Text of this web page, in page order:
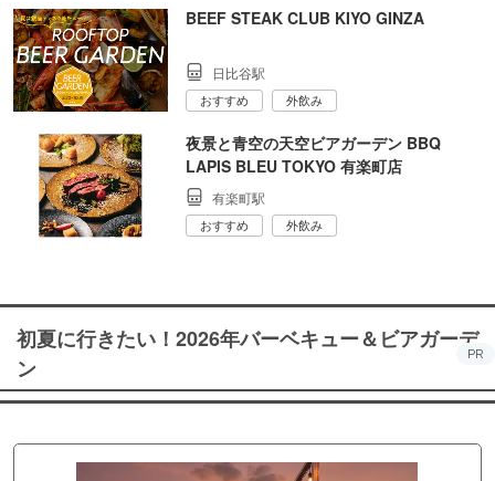
BEEF STEAK CLUB KIYO GINZA
日比谷駅
おすすめ 外飲み
夜景と青空の天空ビアガーデン BBQ
LAPIS BLEU TOKYO 有楽町店
有楽町駅
おすすめ 外飲み
初夏に行きたい！2026年バーベキュー＆ビアガーデ
ン
PR